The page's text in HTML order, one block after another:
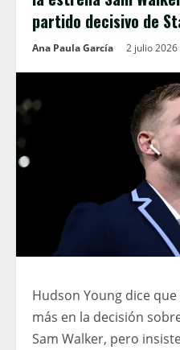
partido decisivo de
Ana Paula García 2 julio 2026
Hudson Young dice
más en la decisión
Sam Walker, pero